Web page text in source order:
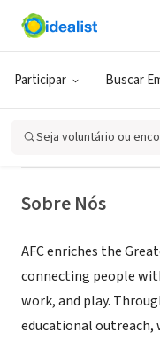
Participar Buscar
Seja voluntário ou
ONG (SETOR
Architectural
Cincinnati
Cincinnati, OH|
Sobre Nós
AFC enriches the
connecting people
work, and play.
educational outreach,